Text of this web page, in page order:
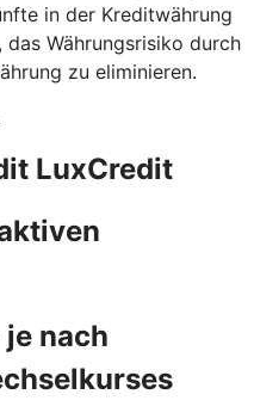
in der Kreditwährung
Währungsrisiko durch
zu eliminieren.
LuxCredit
nach